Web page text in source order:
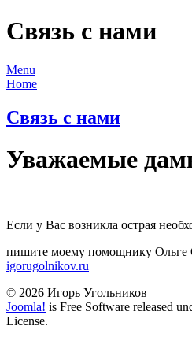
Связь с нами
Menu
Home
Связь с нами
Уважаемые
Если у Вас возникла острая
пишите моему помощнику Ольге
igorugolnikov.ru
© 2026 Игорь Угольников
Joomla! is Free Software released
License.